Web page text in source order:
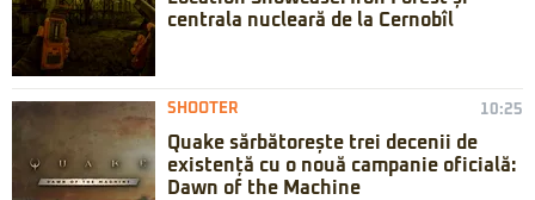
centrala nucleară de la Cernobîl
SHOOTER 10:25
Quake sărbătorește trei decenii de
existență cu o nouă campanie oficială:
Dawn of the Machine